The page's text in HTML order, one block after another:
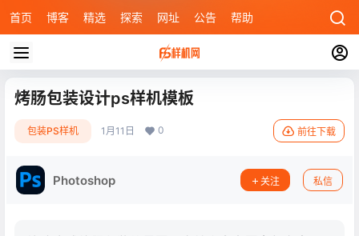
首页 博客 精选 探索 网址 公告 帮助
烤肠包装设计ps样机模板
包装PS样机 1月11日 0 前往下载
Photoshop 关注 私信